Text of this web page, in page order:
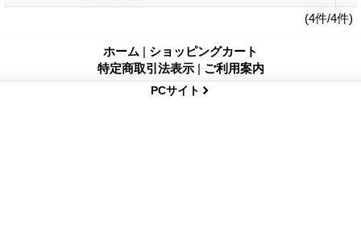
(4件/4件)
ホーム | ショッピングカート
特定商取引法表示 | ご利用案内
PCサイト